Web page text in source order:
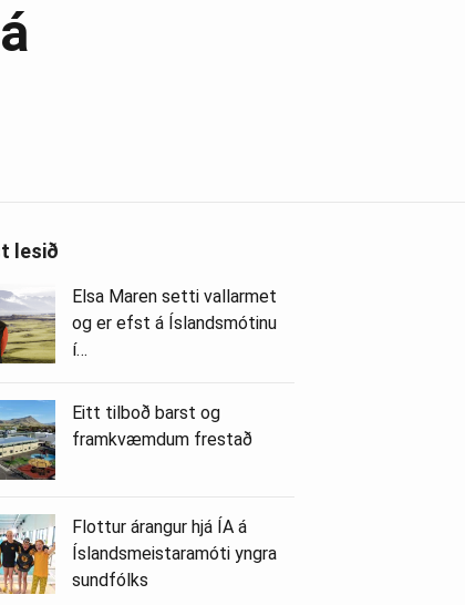
lesið
Elsa Maren setti vallarmet
og er efst á Íslandsmótinu
í…
Eitt tilboð barst og
framkvæmdum frestað
Flottur árangur hjá ÍA á
Íslandsmeistaramóti yngra
sundfólks